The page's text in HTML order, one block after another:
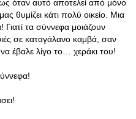
όταν αυτό αποτελεί από μόνο
θυμίζει κάτι πολύ οικείο. Μια
Γιατί τα σύννεφα μοιάζουν
σε καταγάλανο καμβά, σαν
έβαλε λίγο το… χεράκι του!